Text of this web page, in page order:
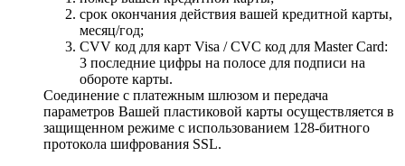
cрок окончания действия вашей кредитной карты,
месяц/год;
CVV код для карт Visa / CVC код для Master Card:
3 последние цифры на полосе для подписи на
обороте карты.
Соединение с платежным шлюзом и передача
параметров Вашей пластиковой карты осуществляется в
защищенном режиме с использованием 128-битного
протокола шифрования SSL.